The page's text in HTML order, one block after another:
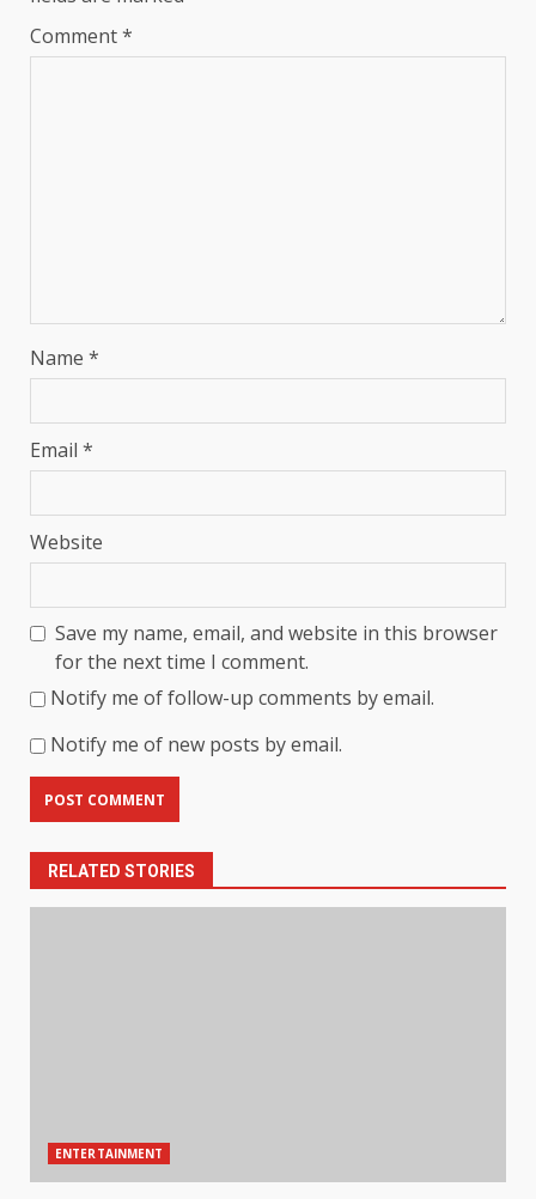
Comment*
Name *
Email *
Website
Save my name, email, and website in this browser
for the next time I comment.
Notify me of follow-up comments by email.
Notify me of new posts by email.
RELATED STORIES
ENTERTAINMENT